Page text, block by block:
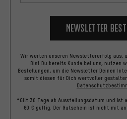
Newsletter
Wir werten unseren Newslettererfolg aus,
Bist Du bereits Kunde bei uns, nutzen
Bestellungen, um die Newsletter Deinen
somit diesen für Dich wertvoller
*Gilt 30 Tage ab Ausstellungsdatum und ist
60 € gültig. Der Gutschein ist nicht mit